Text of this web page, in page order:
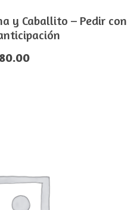
y Caballito – Pedir con